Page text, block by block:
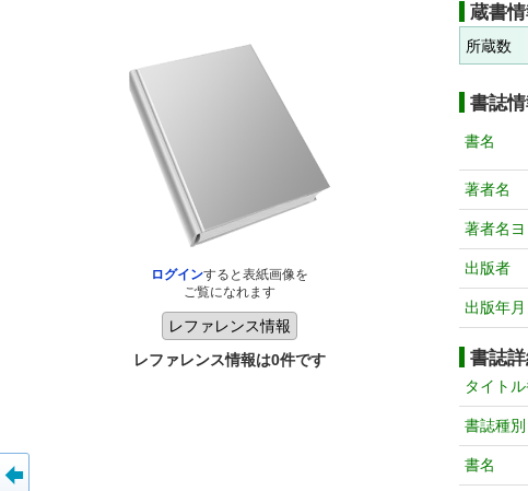
ログインすると表紙画像を
ご覧になれます
レファレンス情報は0件です
蔵書
所蔵数
書誌
書名
著者名
著者名ヨ
出版者
出版年月
書誌
タイト
書誌種別
書名